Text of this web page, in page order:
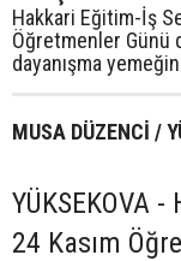
Hakkari Eğitim-İş
Öğretmenler Günü
dayanışma
MUSA DÜZENCİ /
YÜKSEKOVA
24 Kasım